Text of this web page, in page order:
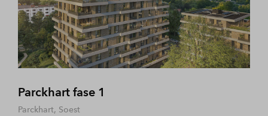
Parckhart fase 1
Parckhart, Soest